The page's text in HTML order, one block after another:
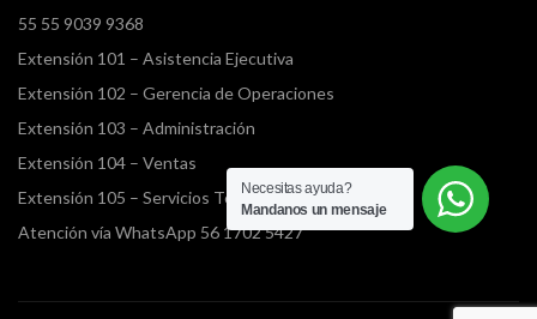
55 55 9039 9368
Extensión 101 – Asistencia Ejecutiva
Extensión 102 – Gerencia de Operaciones
Extensión 103 – Administración
Extensión 104 – Ventas
Extensión 105 – Servicios Terrestres
Atención vía WhatsApp 56 1702 5427
Necesitas ayuda?
Mandanos un mensaje